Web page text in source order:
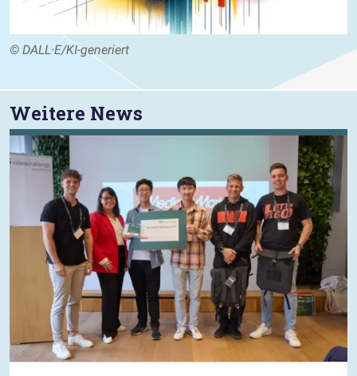
© DALL·E/KI-generiert
Weitere News